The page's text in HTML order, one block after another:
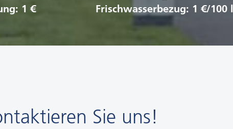
1 € Frischwasserbezug: 1 €/100 l
Sie uns!